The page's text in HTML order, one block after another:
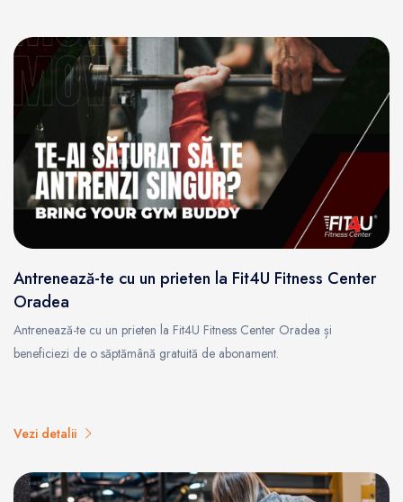
Antrenează-te cu un prieten la Fit4U Fitness Center
Oradea
Antrenează-te cu un prieten la Fit4U Fitness Center Oradea și
beneficiezi de o săptămână gratuită de abonament.
Vezi detalii